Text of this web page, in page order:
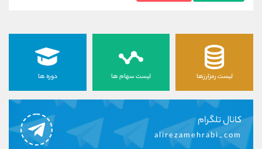
لیست رمزارزها لیست سهام ها دوره ها
کانال تلگرام
alirezamehrabi_com